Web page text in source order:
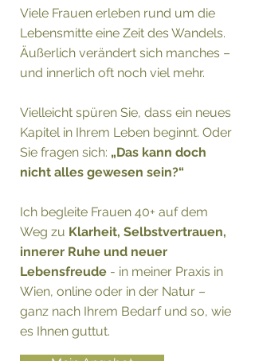
Viele Frauen erleben rund um die
Lebensmitte eine Zeit des Wandels.
Äußerlich verändert sich manches –
und innerlich oft noch viel mehr.
Vielleicht spüren Sie, dass ein neues
Kapitel in Ihrem Leben beginnt. Oder
Sie fragen sich: „Das kann doch
nicht alles gewesen sein?“
Ich begleite Frauen 40+ auf dem
Weg zu Klarheit, Selbstvertrauen,
innerer Ruhe und neuer
Lebensfreude - in meiner Praxis in
Wien, online oder in der Natur –
ganz nach Ihrem Bedarf und so, wie
es Ihnen guttut.